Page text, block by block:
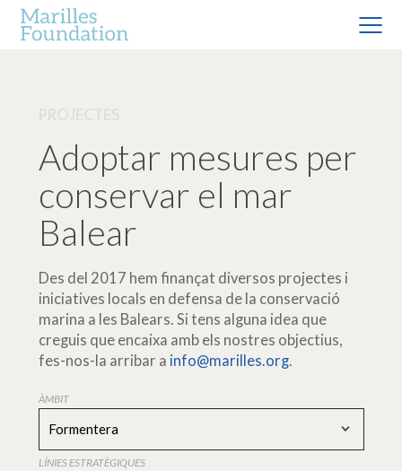
Adoptar mesures per
conservar el mar
Balear
Des del 2017 hem finançat diversos projectes i
iniciatives locals en defensa de la conservació
marina a les Balears. Si tens alguna idea que
creguis que encaixa amb els nostres objectius,
fes-nos-la arribar a info@marilles.org.
ÀMBIT
Formentera
LÍNIES ESTRATÈGIQUES